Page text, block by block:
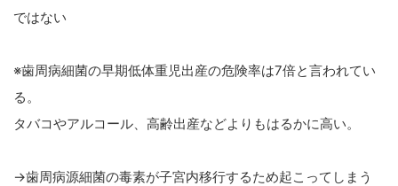
ではない
※歯周病細菌の早期低体重児出産の危険率は7倍と言われてい
る。
タバコやアルコール、高齢出産などよりもはるかに高い。
→歯周病源細菌の毒素が子宮内移行するため起こってしまう